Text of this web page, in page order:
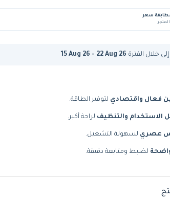
سعر
خلال الفترة 15 Aug 26 - 22 Aug 26
فعال واقتصادي لتوفير الطاقة.
والتنظيف لراحة أكبر.
عصري لسهولة التشغيل.
لضبط ومتابعة دقيقة.